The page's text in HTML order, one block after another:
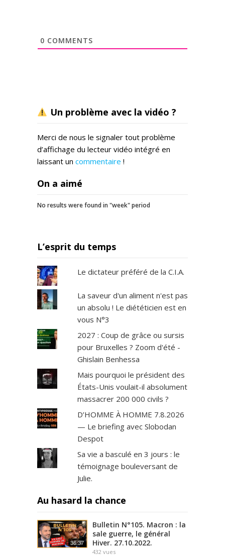
0 COMMENTS
Un problème avec la vidéo ?
Merci de nous le signaler tout problème
d’affichage du lecteur vidéo intégré en
laissant un commentaire !
On a aimé
No results were found in "week" period
L’esprit du temps
Le dictateur préféré de la C.I.A.
La saveur d'un aliment n'est pas
un absolu ! Le diététicien est en
vous N°3
2027 : Coup de grâce ou sursis
pour Bruxelles ? Zoom d'été -
Ghislain Benhessa
Mais pourquoi le président des
États-Unis voulait-il absolument
massacrer 200 000 civils ?
D’HOMME À HOMME 7.8.2026
— Le briefing avec Slobodan
Despot
Sa vie a basculé en 3 jours : le
témoignage bouleversant de
Julie.
Au hasard la chance
36:37
Bulletin N°105. Macron : la
sale guerre, le général
Hiver. 27.10.2022.
432 vues